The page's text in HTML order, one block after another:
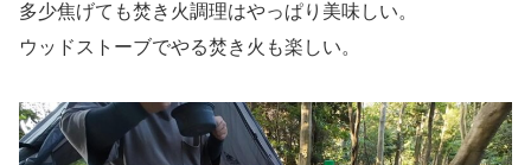
多少焦げても焚き火調理はやっぱり美味しい。
ウッドストーブでやる焚き火も楽しい。